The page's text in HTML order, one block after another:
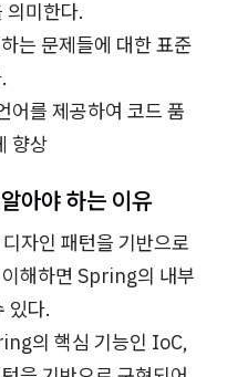
의미한다.
는 문제들에 대한 표준
어를 제공하여 코드 품
향상
아야 하는 이유
자인 패턴을 기반으로
해하면 Spring의 내부
있다.
의 핵심 기능인 IoC,